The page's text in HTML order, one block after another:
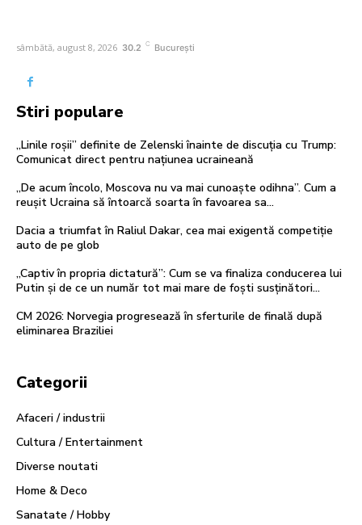
sâmbătă, august 8, 2026 30.2 C București
Stiri populare
„Linile roșii” definite de Zelenski înainte de discuția cu Trump:
Comunicat direct pentru națiunea ucraineană
„De acum încolo, Moscova nu va mai cunoaște odihna”. Cum a
reușit Ucraina să întoarcă soarta în favoarea sa…
Dacia a triumfat în Raliul Dakar, cea mai exigentă competiție
auto de pe glob
„Captiv în propria dictatură”: Cum se va finaliza conducerea lui
Putin și de ce un număr tot mai mare de foști susținători…
CM 2026: Norvegia progresează în sferturile de finală după
eliminarea Braziliei
Categorii
Afaceri / industrii
Cultura / Entertainment
Diverse noutati
Home & Deco
Sanatate / Hobby